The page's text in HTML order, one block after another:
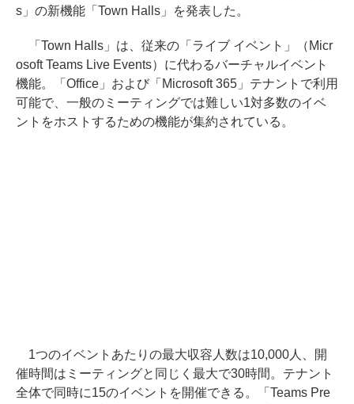
s」の新機能「Town Halls」を発表した。
「Town Halls」は、従来の「ライブ イベント」（Micr
osoft Teams Live Events）に代わるバーチャルイベント
機能。「Office」および「Microsoft 365」テナントで利用
可能で、一般のミーティングでは難しい1対多数のイベ
ントをホストするための機能が集約されている。
1つのイベントあたりの最大収容人数は10,000人、開
催時間はミーティングと同じく最大で30時間。テナント
全体で同時に15のイベントを開催できる。「Teams Pre